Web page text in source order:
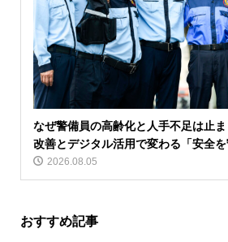
なぜ警備員の高齢化と人手不足は止
改善とデジタル活用で変わる「安全を
2026.08.05
おすすめ記事